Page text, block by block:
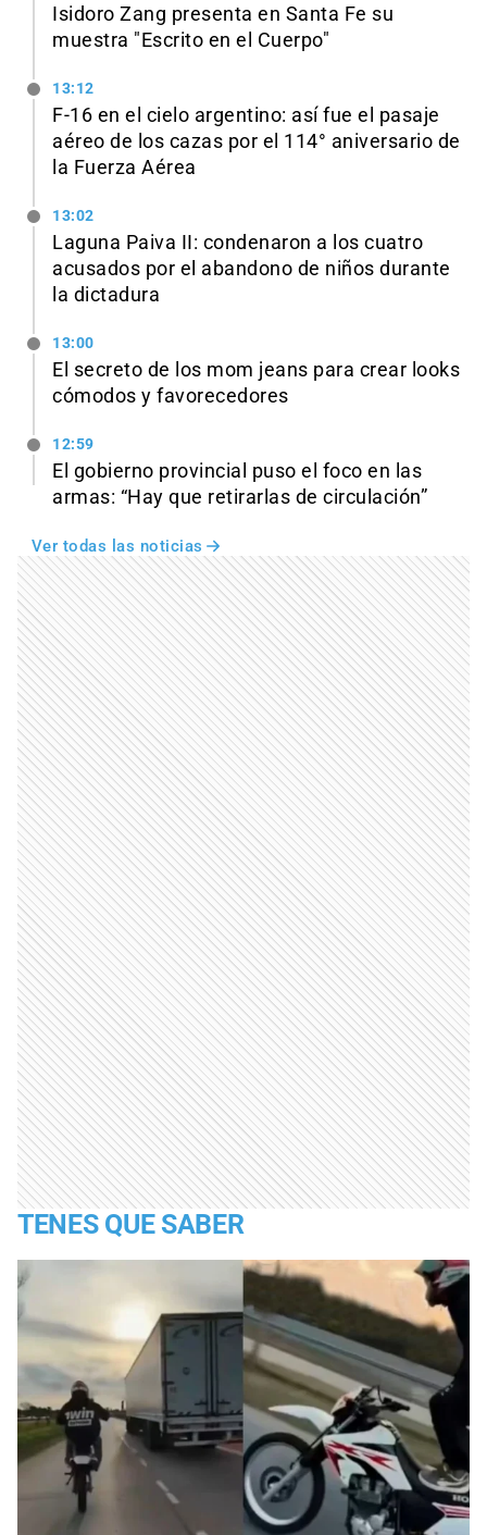
Isidoro Zang presenta en Santa Fe su
muestra "Escrito en el Cuerpo"
13:12
F-16 en el cielo argentino: así fue el pasaje
aéreo de los cazas por el 114° aniversario de
la Fuerza Aérea
13:02
Laguna Paiva II: condenaron a los cuatro
acusados por el abandono de niños durante
la dictadura
13:00
El secreto de los mom jeans para crear looks
cómodos y favorecedores
12:59
El gobierno provincial puso el foco en las
armas: “Hay que retirarlas de circulación”
Ver todas las noticias
TENES QUE SABER